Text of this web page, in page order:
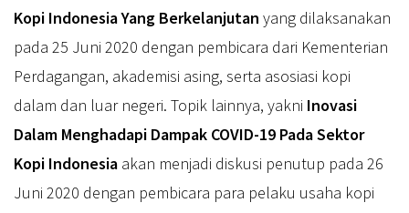
Kopi Indonesia Yang Berkelanjutan yang dilaksanakan
pada 25 Juni 2020 dengan pembicara dari Kementerian
Perdagangan, akademisi asing, serta asosiasi kopi
dalam dan luar negeri. Topik lainnya, yakni Inovasi
Dalam Menghadapi Dampak COVID-19 Pada Sektor
Kopi Indonesia akan menjadi diskusi penutup pada 26
Juni 2020 dengan pembicara para pelaku usaha kopi